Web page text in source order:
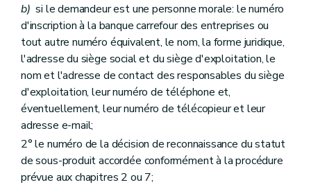
b) si le demandeur est une personne morale: le numéro
d'inscription à la banque carrefour des entreprises ou
tout autre numéro équivalent, le nom, la forme juridique,
l'adresse du siège social et du siège d'exploitation, le
nom et l'adresse de contact des responsables du siège
d'exploitation, leur numéro de téléphone et,
éventuellement, leur numéro de télécopieur et leur
adresse e-mail;
2° le numéro de la décision de reconnaissance du statut
de sous-produit accordée conformément à la procédure
prévue aux chapitres 2 ou 7;